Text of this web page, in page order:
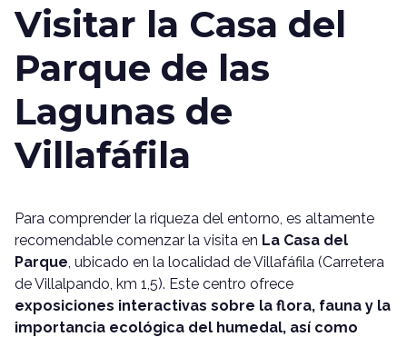
Visitar la Casa del
Parque de las
Lagunas de
Villafáfila
Para comprender la riqueza del entorno, es altamente
recomendable comenzar la visita en La Casa del
Parque , ubicado en la localidad de Villafáfila (Carretera
de Villalpando, km 1,5). Este centro ofrece
exposiciones interactivas sobre la flora, fauna y la
importancia ecológica del humedal, así como